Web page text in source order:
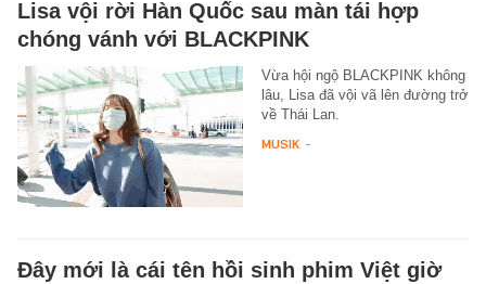
Lisa vội rời Hàn Quốc sau màn tái hợp
chóng vánh với BLACKPINK
Vừa hội ngộ BLACKPINK không
lâu, Lisa đã vội vã lên đường trở
về Thái Lan.
MUSIK -
Đây mới là cái tên hồi sinh phim Việt giờ